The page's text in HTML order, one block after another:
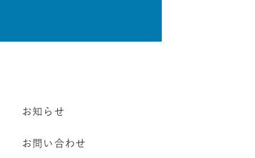
お知らせ
お問い合わせ